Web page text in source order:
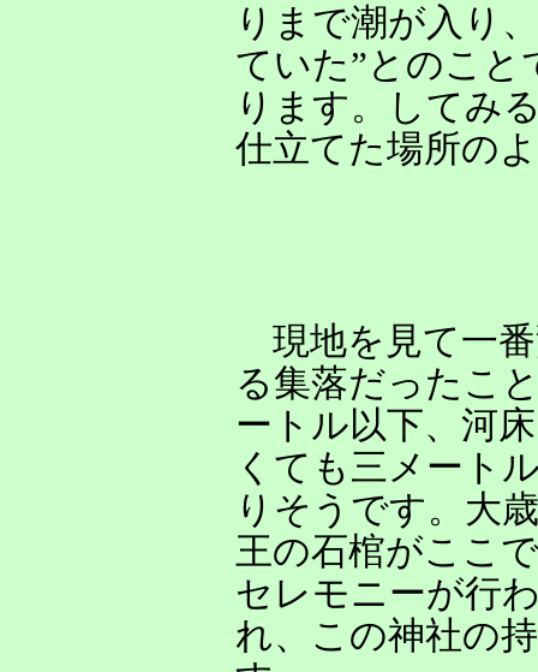
りまで潮が入り
ていた”とのこと
ります。してみ
仕立てた場所の
現地を見て一
る集落だったこ
ートル以下、河
くても三メート
りそうです。大
王の石棺がここ
セレモニーが行
れ、この神社の